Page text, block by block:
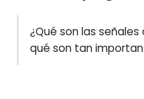
¿Qué son las
qué son tan